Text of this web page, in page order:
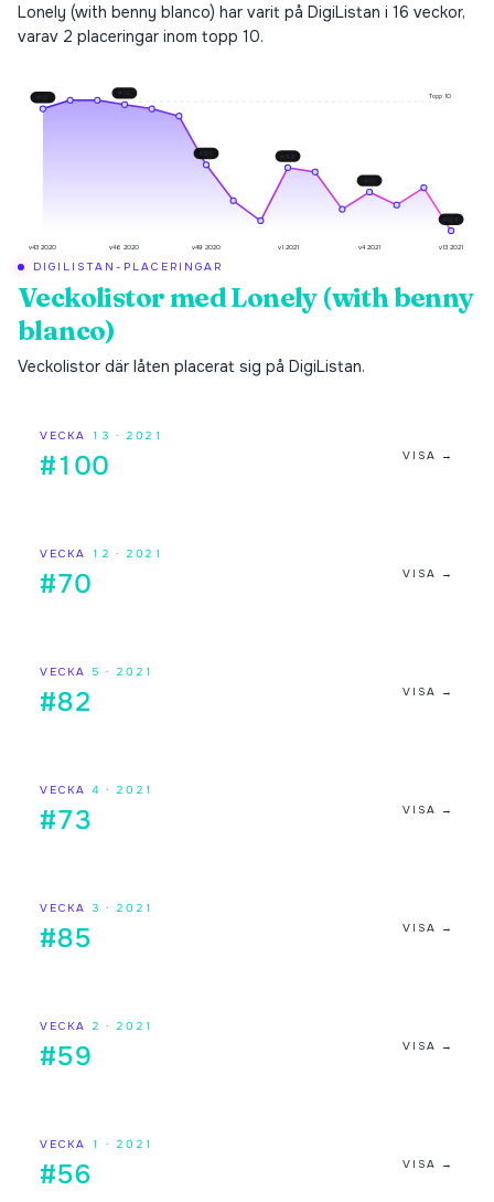
Lonely (with benny blanco) har varit på DigiListan i 16 veckor,
varav 2 placeringar inom topp 10.
Topp 10
# 15 # 12
# 54 # 56
# 73
# 100
v43 2020 v46 2020 v49 2020 v1 2021 v4 2021 v13 2021
DIGILISTAN-PLACERINGAR
Veckolistor medLonely (with benny
blanco)
Veckolistor där låten placerat sig på DigiListan.
VECKA 13 · 2021
#100 VISA →
VECKA 12 · 2021
#70 VISA →
VECKA 5 · 2021
#82 VISA →
VECKA 4 · 2021
#73 VISA →
VECKA 3 · 2021
#85 VISA →
VECKA 2 · 2021
#59 VISA →
VECKA 1 · 2021
#56 VISA →